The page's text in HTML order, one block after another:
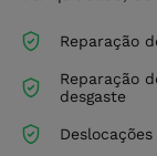
Reparação
Reparação
desgaste